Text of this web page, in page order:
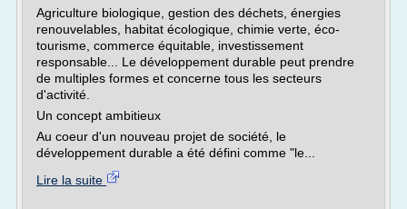
Agriculture biologique, gestion des déchets, énergies
renouvelables, habitat écologique, chimie verte, éco-
tourisme, commerce équitable, investissement
responsable... Le développement durable peut prendre
de multiples formes et concerne tous les secteurs
d'activité.
Un concept ambitieux
Au coeur d'un nouveau projet de société, le
développement durable a été défini comme "le...
Lire la suite